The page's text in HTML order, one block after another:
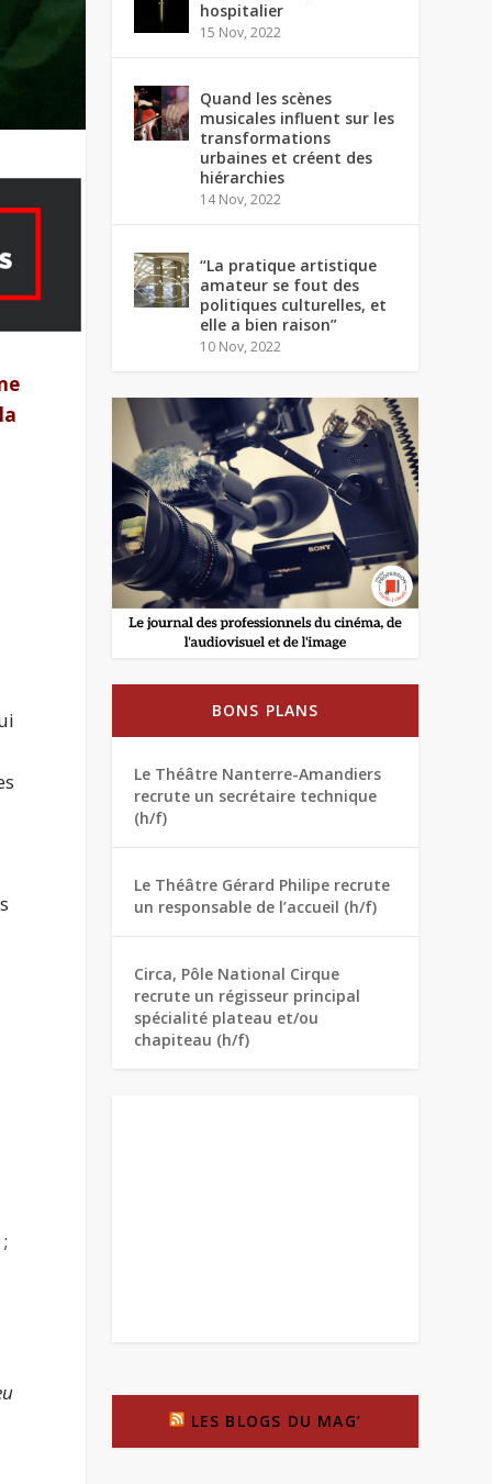
hospitalier
15 Nov, 2022
Quand les scènes
musicales influent sur les
transformations
urbaines et créent des
hiérarchies
14 Nov, 2022
“La pratique artistique
amateur se fout des
politiques culturelles, et
elle a bien raison”
10 Nov, 2022
BONS PLANS
Le Théâtre Nanterre-Amandiers
recrute un secrétaire technique
(h/f)
Le Théâtre Gérard Philipe recrute
un responsable de l’accueil (h/f)
Circa, Pôle National Cirque
recrute un régisseur principal
spécialité plateau et/ou
chapiteau (h/f)
LES BLOGS DU MAG’